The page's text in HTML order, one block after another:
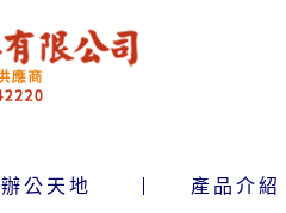
辦公天地 產品介紹